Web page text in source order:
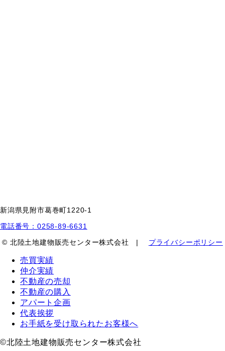
新潟県見附市葛巻町1220-1
電話番号：0258-89-6631
© 北陸土地建物販売センター株式会社 | プライバシーポリシー
売買実績
仲介実績
不動産の売却
不動産の購入
アパート企画
代表挨拶
お手紙を受け取られたお客様へ
©︎北陸土地建物販売センター株式会社